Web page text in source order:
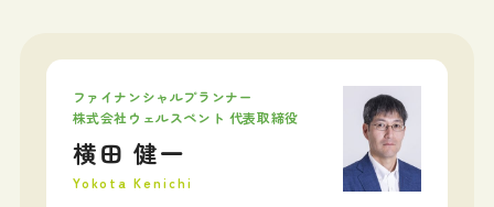
ファイナンシャルプランナー
株式会社ウェルスペント 代表取締役
横田 健一
Yokota Kenichi